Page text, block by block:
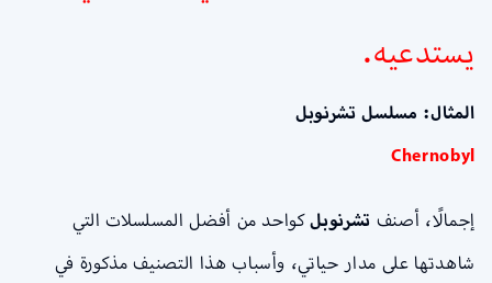
يستدعيه.
المثال: مسلسل تشرنوبل
Chernobyl
إجمالًا، أصنف تشرنوبلكواحد من أفضل المسلسلات التي
شاهدتها على مدار حياتي، وأسباب هذا التصنيف مذكورة في